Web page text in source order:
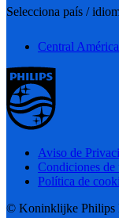
Selecciona país /
Central
Aviso de
Condiciones de
Política de
© Koninklijke Philips